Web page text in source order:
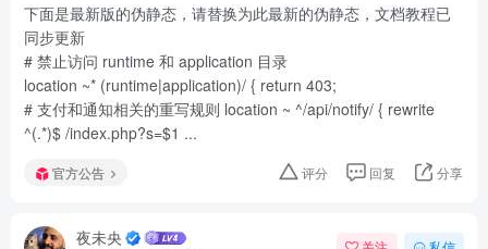
下面是最新版的伪静态，请替换为此最新的伪静态，文档教程已
同步更新
# 禁止访问 runtime 和 application 目录
location ~* (runtime|application)/ { return 403;
# 支付和通知相关的重写规则 location ~ ^/api/notify/ { rewrite
^(.*)$ /index.php?s=$1 ...
官方公告 评分 回复 分享
夜未央